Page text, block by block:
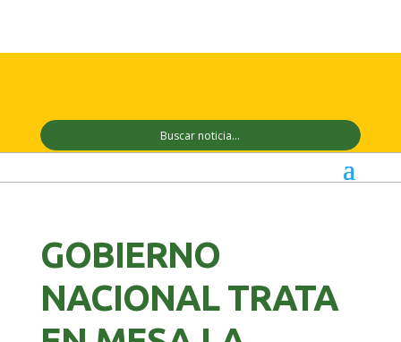
GOBIERNO
NACIONAL TRATA